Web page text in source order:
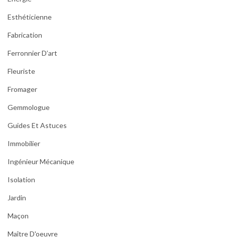
Esthéticienne
Fabrication
Ferronnier D’art
Fleuriste
Fromager
Gemmologue
Guides Et Astuces
Immobilier
Ingénieur Mécanique
Isolation
Jardin
Maçon
Maître D'oeuvre